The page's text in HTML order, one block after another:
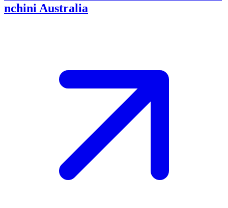
nchini Australia